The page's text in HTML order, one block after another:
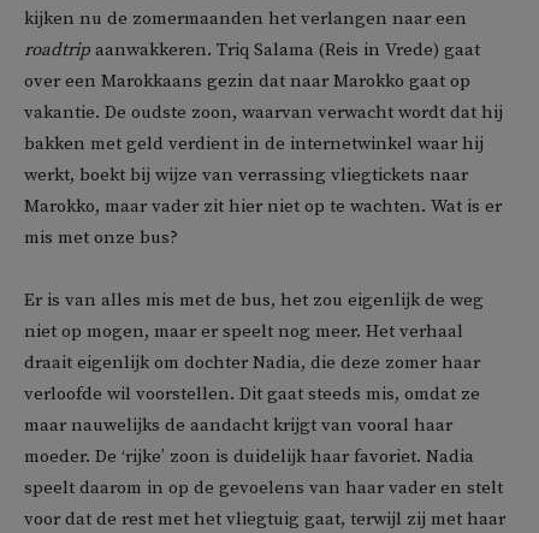
kijken nu de zomermaanden het verlangen naar een
roadtrip aanwakkeren. Triq Salama (Reis in Vrede) gaat
over een Marokkaans gezin dat naar Marokko gaat op
vakantie. De oudste zoon, waarvan verwacht wordt dat hij
bakken met geld verdient in de internetwinkel waar hij
werkt, boekt bij wijze van verrassing vliegtickets naar
Marokko, maar vader zit hier niet op te wachten. Wat is er
mis met onze bus?
Er is van alles mis met de bus, het zou eigenlijk de weg
niet op mogen, maar er speelt nog meer. Het verhaal
draait eigenlijk om dochter Nadia, die deze zomer haar
verloofde wil voorstellen. Dit gaat steeds mis, omdat ze
maar nauwelijks de aandacht krijgt van vooral haar
moeder. De ‘rijke’ zoon is duidelijk haar favoriet. Nadia
speelt daarom in op de gevoelens van haar vader en stelt
voor dat de rest met het vliegtuig gaat, terwijl zij met haar